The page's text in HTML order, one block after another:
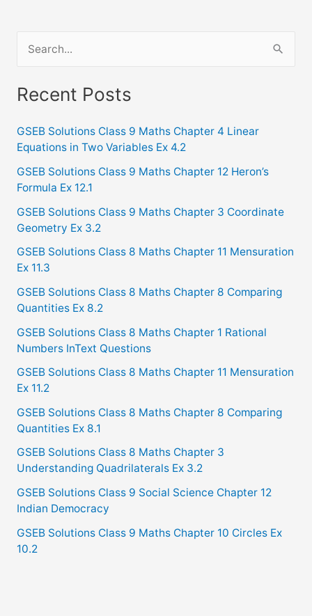
a
c
h
f
o
r
:
Recent Posts
GSEB Solutions Class 9 Maths Chapter 4 Linear
Equations in Two Variables Ex 4.2
GSEB Solutions Class 9 Maths Chapter 12 Heron’s
Formula Ex 12.1
GSEB Solutions Class 9 Maths Chapter 3 Coordinate
Geometry Ex 3.2
GSEB Solutions Class 8 Maths Chapter 11 Mensuration
Ex 11.3
GSEB Solutions Class 8 Maths Chapter 8 Comparing
Quantities Ex 8.2
GSEB Solutions Class 8 Maths Chapter 1 Rational
Numbers InText Questions
GSEB Solutions Class 8 Maths Chapter 11 Mensuration
Ex 11.2
GSEB Solutions Class 8 Maths Chapter 8 Comparing
Quantities Ex 8.1
GSEB Solutions Class 8 Maths Chapter 3
Understanding Quadrilaterals Ex 3.2
GSEB Solutions Class 9 Social Science Chapter 12
Indian Democracy
GSEB Solutions Class 9 Maths Chapter 10 Circles Ex
10.2